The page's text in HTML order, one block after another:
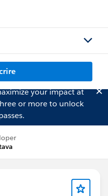
your impact at
or more to unlock